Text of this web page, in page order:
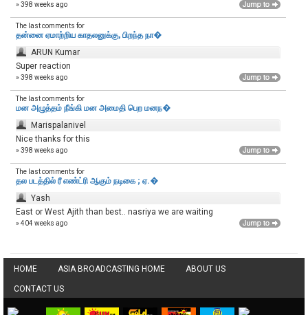
» 398 weeks ago
The last comments for
தன்னை ஏமாற்றிய காதலனுக்கு, பிறந்த நா�
ARUN Kumar
Super reaction
» 398 weeks ago
The last comments for
மன அழுத்தம் நீங்கி மன அமைதி பெற‌ மனந�
Marispalanivel
Nice thanks for this
» 398 weeks ago
The last comments for
தல படத்தில் ரீ எண்ட்ரி ஆகும் நடிகை ; ஏ.�
Yash
East or West Ajith than best.. nasriya we are waiting
» 404 weeks ago
HOME ASIA BROADCASTING HOME ABOUT US
CONTACT US